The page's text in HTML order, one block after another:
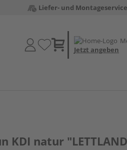
Liefer- und Montageservice
Jetzt angeben
KDI natur